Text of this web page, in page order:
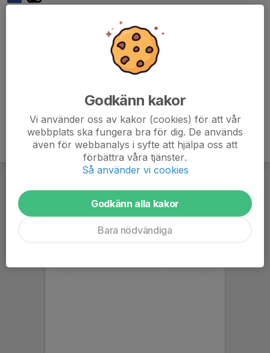
Godkänn kakor
Vi använder oss av kakor (cookies) för att vår
webbplats ska fungera bra för dig. De används
även för webbanalys i syfte att hjälpa oss att
förbättra våra tjänster.
Så använder vi cookies
Godkänn alla kakor
Bara nödvändiga